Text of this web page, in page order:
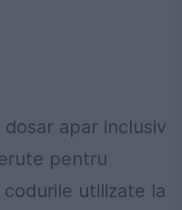
apar inclusiv
pentru
utilizate la